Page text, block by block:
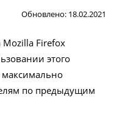
Обновлено: 18.02.2021
Mozilla Firefox
этого
максимально
по предыдущим